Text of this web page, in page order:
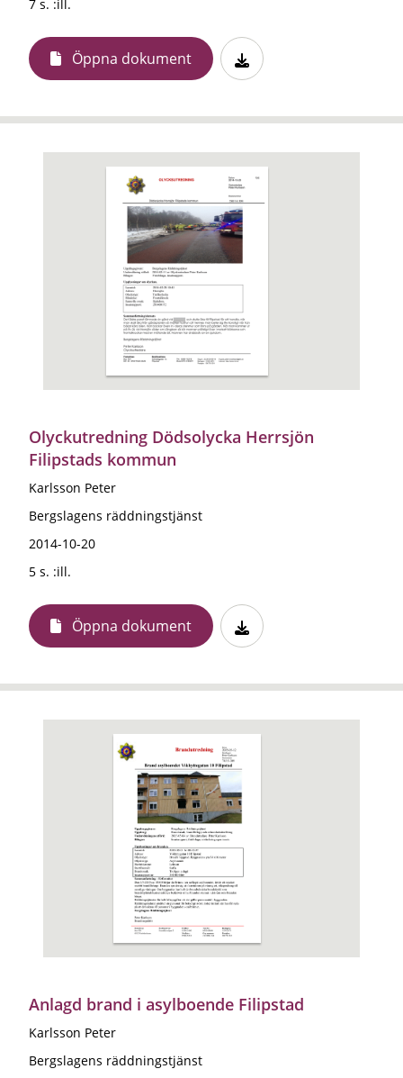
7 s. :ill.
Öppna dokument
Olyckutredning Dödsolycka Herrsjön
Filipstads kommun
Karlsson Peter
Bergslagens räddningstjänst
2014-10-20
5 s. :ill.
Öppna dokument
Anlagd brand i asylboende Filipstad
Karlsson Peter
Bergslagens räddningstjänst